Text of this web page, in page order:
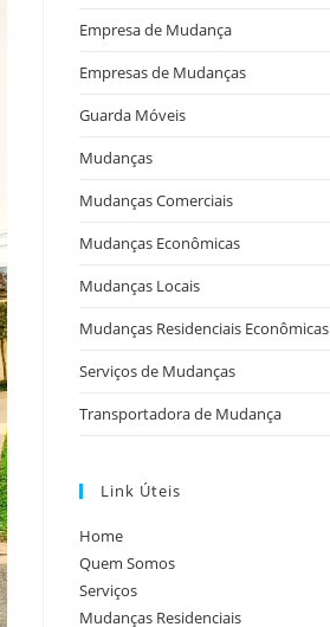
Empresa de Mudança
Empresas de Mudanças
Guarda Móveis
Mudanças
Mudanças Comerciais
Mudanças Econômicas
Mudanças Locais
Mudanças Residenciais Econômicas
Serviços de Mudanças
Transportadora de Mudança
Link Úteis
Home
Quem Somos
Serviços
Mudanças Residenciais